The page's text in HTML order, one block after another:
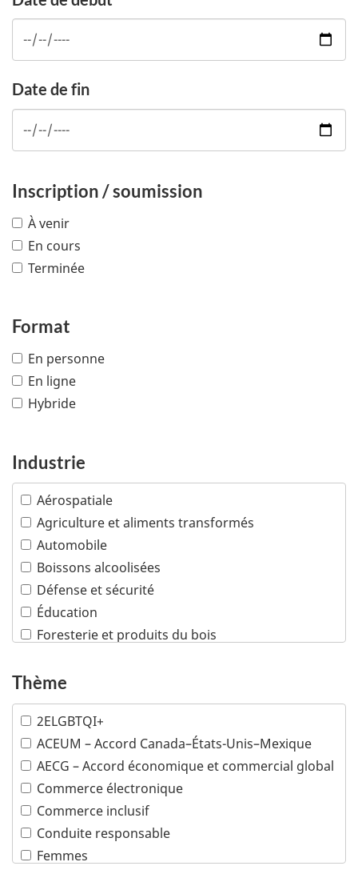
Date de fin
Inscription / soumission
À venir
En cours
Terminée
Format
En personne
En ligne
Hybride
Industrie
Aérospatiale
Agriculture et aliments transformés
Automobile
Boissons alcoolisées
Défense et sécurité
Éducation
Foresterie et produits du bois
Infrastructures
Machinerie industrielle
Mines
Pétrole et gaz
Plusieurs industries
Poissons et fruits de mer
Produits chimiques et matières plastiques
Produits de consommation
Sciences de la vie
Thème
2ELGBTQI+
ACEUM – Accord Canada–États-Unis–Mexique
AECG – Accord économique et commercial global
Commerce électronique
Commerce inclusif
Conduite responsable
Femmes